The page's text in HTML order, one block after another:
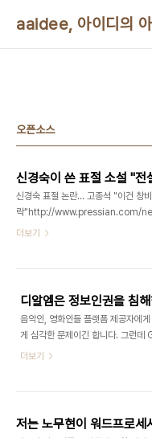
aaidee, 아이디의
오픈소스
신경숙 표절 논란… 고종석 "이건 창
락"http://www.pressian.com/
no=127383 이응준 작가도 "문단 치
표절 의혹이 제기된 단편 소설 '전설'
년)도 펴냈다. 언론인 고종석 씨는 17
서비스(SNS)에서 이번 표절 논란에
명을 놓고 "지적 설계론 찜쪄 먹을 우
며 경악했다." 우선 내 아이디 중 하나
지가 생겨 불쾌하다. 표절에 대한 내
더보기
디알엠은 정보인권을 침
음악인, 영화인들 플랫폼 제공자에
게 심각한 문제이긴 합니다. 그런데
소스 진영에서는 과금용 DRM이 독
드 대학 컴퓨터에 깔리는 소프트웨
하는 데서 착안되었습니다. 넓게 길
더보기